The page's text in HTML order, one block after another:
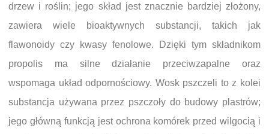
drzew i roślin; jego skład jest znacznie bardziej złożony,
zawiera wiele bioaktywnych substancji, takich jak
flawonoidy czy kwasy fenolowe. Dzięki tym składnikom
propolis ma silne działanie przeciwzapalne oraz
wspomaga układ odpornościowy. Wosk pszczeli to z kolei
substancja używana przez pszczoły do budowy plastrów;
jego główną funkcją jest ochrona komórek przed wilgocią i